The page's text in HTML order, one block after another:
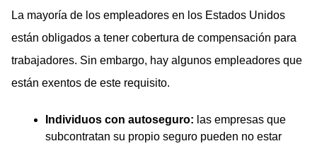
La mayoría de los empleadores en los Estados Unidos
están obligados a tener cobertura de compensación para
trabajadores. Sin embargo, hay algunos empleadores que
están exentos de este requisito.
Individuos con autoseguro: las empresas que
subcontratan su propio seguro pueden no estar